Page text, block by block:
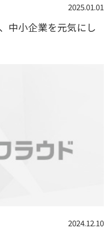
2025.01.01
中小企業を元気にし
2024.12.10